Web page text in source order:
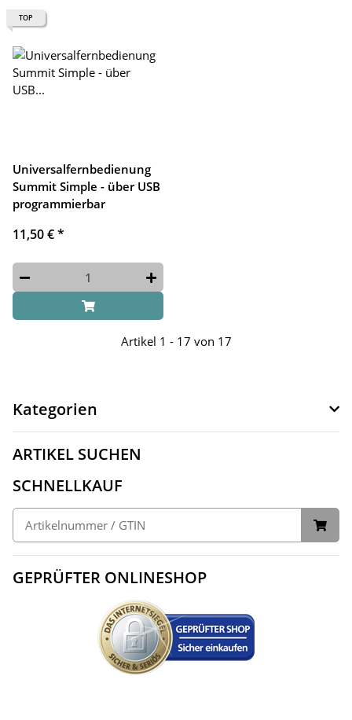
TOP
Universalfernbedienung
Summit Simple - über USB
programmierbar
11,50 €*
Artikel 1 - 17 von 17
Kategorien
ARTIKEL SUCHEN
SCHNELLKAUF
GEPRÜFTER ONLINESHOP